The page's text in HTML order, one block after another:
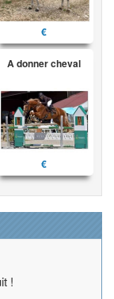
€
A donner cheval
€
!